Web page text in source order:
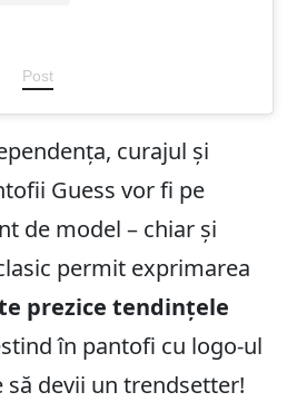
Post
curajul și
Guess vor fi pe
de model – chiar și
permit exprimarea
prezice tendințele
în pantofi cu logo-ul
să devii un trendsetter!